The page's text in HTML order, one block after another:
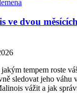
ve dvou
tempem roste
sledovat jeho váhu
vážit a jak